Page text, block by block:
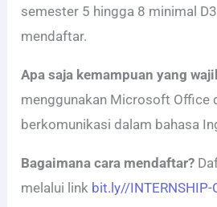
semester 5 hingga 8 minimal
mendaftar.
Apa saja kemampuan yang
menggunakan Microsoft Office
berkomunikasi dalam bahasa
Bagaimana cara mendaftar?
melalui link bit.ly//